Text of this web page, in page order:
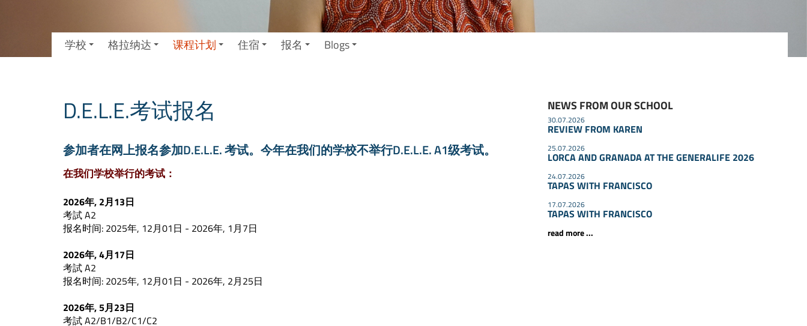
学校 格拉纳达 课程计划 住宿 报名 Blogs
D.E.L.E.考试报名
参加者在网上报名参加D.E.L.E. 考试。今年在我们的学校不举行D.E.L.E. A1级考试。
在我们学校举行的考试：
2026年, 2月13日
考試 A2
报名时间: 2025年, 12月01日 - 2026年, 1月7日
2026年, 4月17日
考試 A2
报名时间: 2025年, 12月01日 - 2026年, 2月25日
2026年, 5月23日
考試 A2/B1/B2/C1/C2
NEWS FROM OUR SCHOOL
30.07.2026
REVIEW FROM KAREN
25.07.2026
LORCA AND GRANADA AT THE GENERALIFE 2026
24.07.2026
TAPAS WITH FRANCISCO
17.07.2026
TAPAS WITH FRANCISCO
read more ...